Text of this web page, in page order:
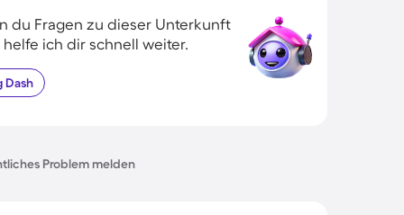
du Fragen zu dieser Unterkunft
helfe ich dir schnell weiter.
Dash
Problem melden